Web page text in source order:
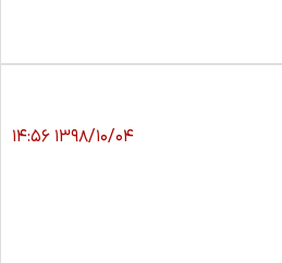
۱۳۹۸/۱۰/۰۴ ۱۴:۵۶